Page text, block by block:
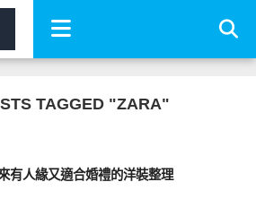
TAGGED "ZARA"
有人緣又適合婚禮的洋裝整理